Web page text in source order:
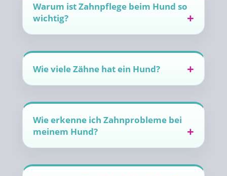
Warum ist Zahnpflege beim Hund so
wichtig?
Wie viele Zähne hat ein Hund?
Wie erkenne ich Zahnprobleme bei
meinem Hund?